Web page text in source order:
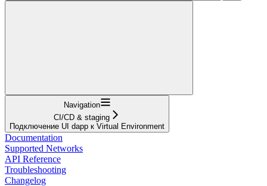
Navigation
CI/CD & staging
Подключение UI dapp к Virtual Environment
Documentation
Supported Networks
API Reference
Troubleshooting
Changelog